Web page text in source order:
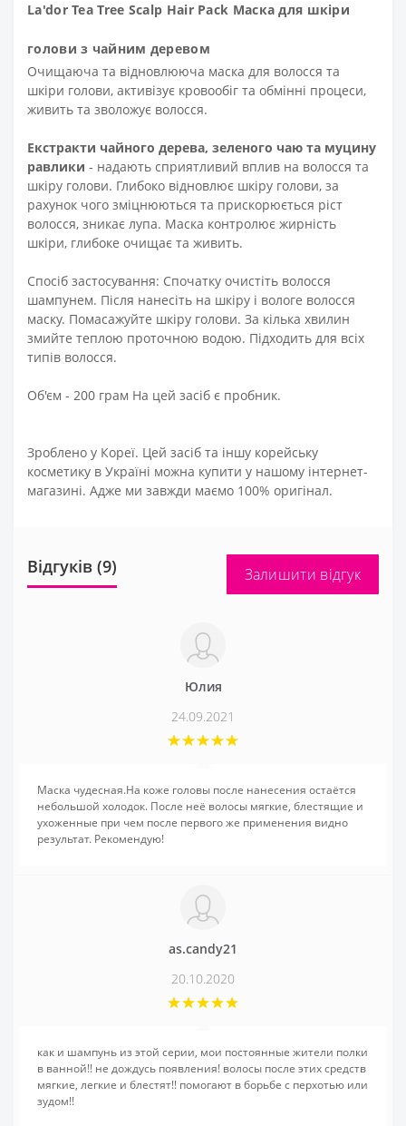
La'dor Tea Tree Scalp Hair Pack Маска для шкіри
голови з чайним деревом
Очищаюча та відновлююча маска для волосся та
шкіри голови, активізує кровообіг та обмінні процеси,
живить та зволожує волосся.
Екстракти чайного дерева, зеленого чаю та муцину
равлики - надають сприятливий вплив на волосся та
шкіру голови. Глибоко відновлює шкіру голови, за
рахунок чого зміцнюються та прискорюється ріст
волосся, зникає лупа. Маска контролює жирність
шкіри, глибоке очищає та живить.
Спосіб застосування: Спочатку очистіть волосся
шампунем. Після нанесіть на шкіру і вологе волосся
маску. Помасажуйте шкіру голови. За кілька хвилин
змийте теплою проточною водою. Підходить для всіх
типів волосся.
Об'єм - 200 грам На цей засіб є пробник.
Зроблено у Кореї. Цей засіб та іншу корейську
косметику в Україні можна купити у нашому інтернет-
магазині. Адже ми завжди маємо 100% оригінал.
Відгуків (9) Залишити відгук
Юлия
24.09.2021
Маска чудесная.На коже головы после нанесения остаётся
небольшой холодок. После неё волосы мягкие, блестящие и
ухоженные при чем после первого же применения видно
результат. Рекомендую!
as.candy21
20.10.2020
как и шампунь из этой серии, мои постоянные жители полки
в ванной!! не дождусь появления! волосы после этих средств
мягкие, легкие и блестят!! помогают в борьбе с перхотью или
зудом!!